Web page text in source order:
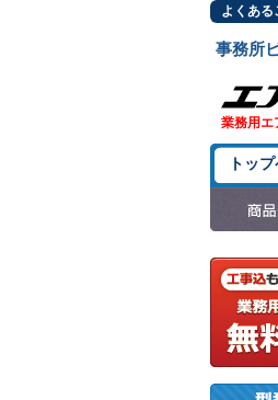
よくある
事務所
業務用エ
トッ